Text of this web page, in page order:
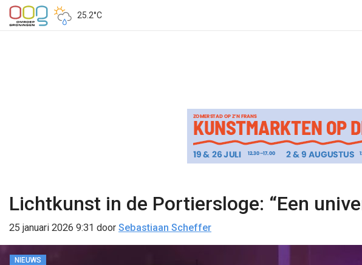
25.2°C
Lichtkunst in de Portiersloge: “Een
25 januari 2026 9:31 door Sebastiaan Scheffer
NIEUWS